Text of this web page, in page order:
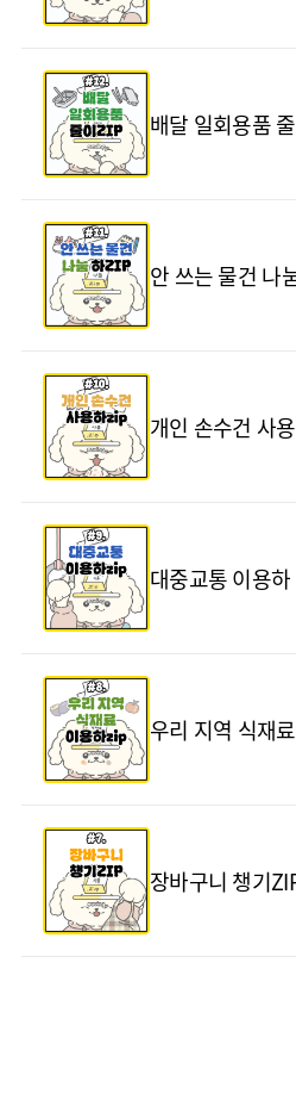
배달 일회용품
안 쓰는 물건 나
개인 손수건 사
대중교통 이용하
우리 지역 식재
장바구니 챙기